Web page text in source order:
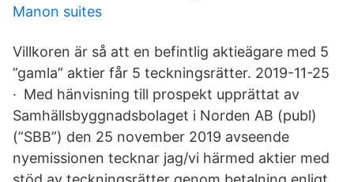
Manon suites
Villkoren är så att en befintlig aktieägare med 5
”gamla” aktier får 5 teckningsrätter. 2019-11-25
· Med hänvisning till prospekt upprättat av
Samhällsbyggnadsbolaget i Norden AB (publ)
(”SBB”) den 25 november 2019 avseende
nyemissionen tecknar jag/vi härmed aktier med